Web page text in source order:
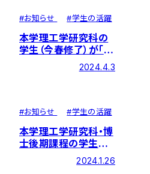
#お知らせ #学生の活躍
本学理工学研究科の
学生（今春修了）が「情
報処理学会第86回全
国大会」にて学生奨励
2024.4.3
#お知らせ #学生の活躍
本学理工学研究科・博
士後期課程の学生の
論文が英国学術誌
『Biomass and
2024.1.26